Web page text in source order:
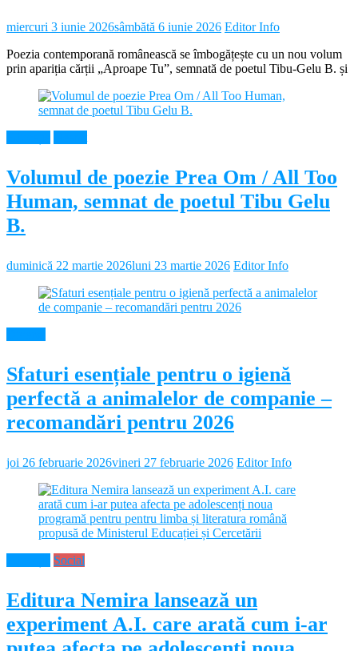
miercuri 3 iunie 2026sâmbătă 6 iunie 2026 Editor Info
Poezia contemporană românească se îmbogățește cu un nou volum
prin apariția cărții „Aproape Tu”, semnată de poetul Tibu-Gelu B. și
Volumul de poezie Prea Om / All Too
Human, semnat de poetul Tibu Gelu
B.
duminică 22 martie 2026luni 23 martie 2026 Editor Info
Sfaturi esențiale pentru o igienă
perfectă a animalelor de companie –
recomandări pentru 2026
joi 26 februarie 2026vineri 27 februarie 2026 Editor Info
Social
Editura Nemira lansează un
experiment A.I. care arată cum i-ar